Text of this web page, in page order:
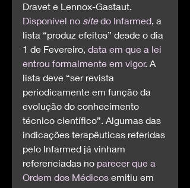
Dravet e Lennox-Gastaut.
Disponível no site do Infarmed, a
lista “produz efeitos” desde o dia
1 de Fevereiro, data em que a lei
entrou formalmente em vigor. A
lista deve “ser revista
periodicamente em função da
evolução do conhecimento
técnico científico”. Algumas das
indicações terapêuticas referidas
pelo Infarmed já vinham
referenciadas no parecer que a
Ordem dos Médicos emitiu em